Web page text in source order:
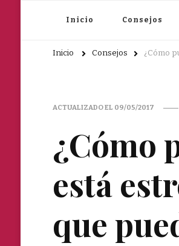
Inicio Consejos
Inicio Consejos ¿Cómo
ACTUALIZADO EL 09/05/2017
¿Cómo
está
que